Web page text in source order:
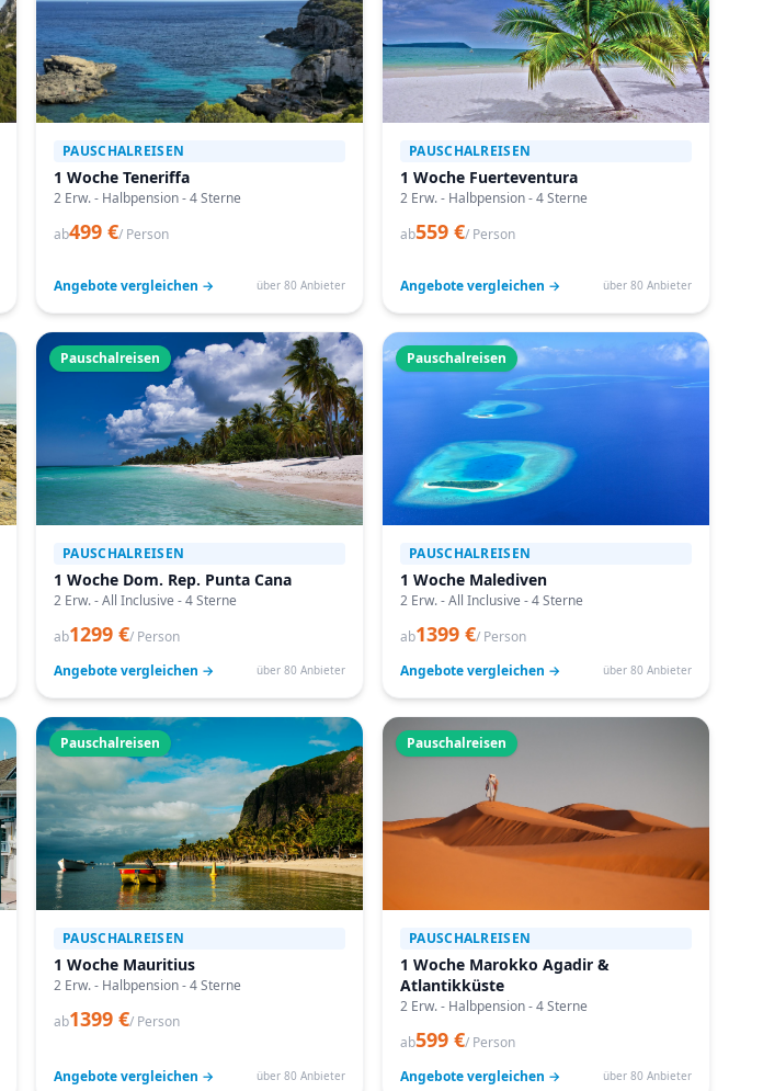
PAUSCHALREISEN
1 Woche Teneriffa
2 Erw. - Halbpension - 4 Sterne
ab499 €/ Person
Angebote vergleichen → über 80 Anbieter
PAUSCHALREISEN
1 Woche Fuerteventura
2 Erw. - Halbpension - 4 Sterne
ab559 €/ Person
Angebote vergleichen → über 80 Anbieter
Pauschalreisen
PAUSCHALREISEN
1 Woche Dom. Rep. Punta Cana
2 Erw. - All Inclusive - 4 Sterne
ab1299 €/ Person
Angebote vergleichen →
über 80 Anbieter
Pauschalreisen
PAUSCHALREISEN
1 Woche Malediven
2 Erw. - All Inclusive - 4 Sterne
ab1399 €/ Person
Angebote vergleichen →
über 80 Anbieter
Pauschalreisen
PAUSCHALREISEN
1 Woche Mauritius
2 Erw. - Halbpension - 4 Sterne
ab1399 €/ Person
Angebote vergleichen → über 80 Anbieter
Pauschalreisen
PAUSCHALREISEN
1 Woche Marokko Agadir &
Atlantikküste
2 Erw. - Halbpension - 4 Sterne
ab599 €/ Person
Angebote vergleichen →
über 80 Anbieter